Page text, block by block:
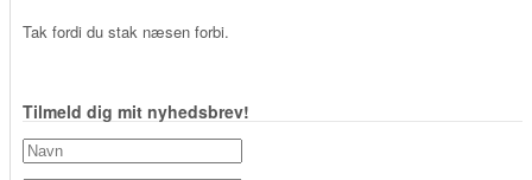
Tak fordi du stak næsen forbi.
Tilmeld dig mit nyhedsbrev!